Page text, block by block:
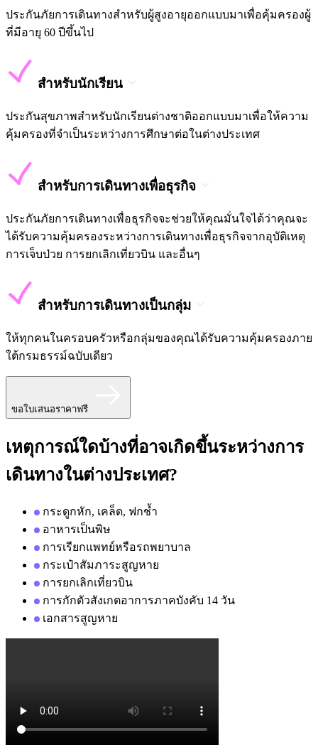
ประกันภัยการเดินทางสำหรับผู้สูงอายุออกแบบมาเพื่อคุ้มครองผู้
ที่มีอายุ 60 ปีขึ้นไป
สำหรับนักเรียน
ประกันสุขภาพสำหรับนักเรียนต่างชาติออกแบบมาเพื่อให้ความ
คุ้มครองที่จำเป็นระหว่างการศึกษาต่อในต่างประเทศ
สำหรับการเดินทางเพื่อธุรกิจ
ประกันภัยการเดินทางเพื่อธุรกิจจะช่วยให้คุณมั่นใจได้ว่าคุณจะ
ได้รับความคุ้มครองระหว่างการเดินทางเพื่อธุรกิจจากอุบัติเหตุ
การเจ็บป่วย การยกเลิกเที่ยวบิน และอื่นๆ
สำหรับการเดินทางเป็นกลุ่ม
ให้ทุกคนในครอบครัวหรือกลุ่มของคุณได้รับความคุ้มครองภาย
ใต้กรมธรรม์ฉบับเดียว
ขอใบเสนอราคาฟรี
เหตุการณ์ใดบ้างที่อาจเกิดขึ้นระหว่างการ
เดินทางในต่างประเทศ?
กระดูกหัก, เคล็ด, ฟกช้ำ
อาหารเป็นพิษ
การเรียกแพทย์หรือรถพยาบาล
กระเป๋าสัมภาระสูญหาย
การยกเลิกเที่ยวบิน
การกักตัวสังเกตอาการภาคบังคับ 14 วัน
เอกสารสูญหาย